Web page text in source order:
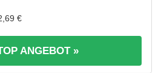
€
ANGEBOT »